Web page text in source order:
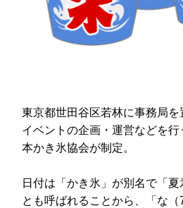
東京都世田谷区若林に事務局
イベントの企画・運営などを行
本かき氷協会が制定。
日付は「かき氷」が別名で「夏
とも呼ばれることから、「な（